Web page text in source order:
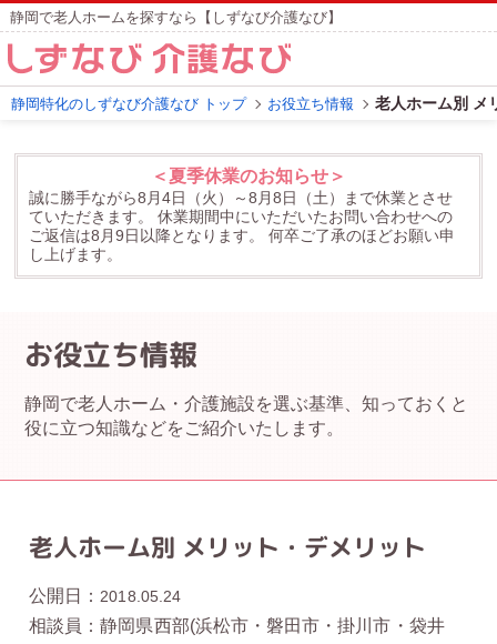
静岡で老人ホームを探すなら【しずなび介護なび】
静岡特化のしずなび介護なび トップ お役立ち情報 老人ホーム別 メ
＜夏季休業のお知らせ＞
誠に勝手ながら8月4日（火）～8月8日（土）まで休業とさせ
ていただきます。
休業期間中にいただいたお問い合わせへの
ご返信は8月9日以降となります。
何卒ご了承のほどお願い申
し上げます。
お役立ち情報
静岡で老人ホーム・介護施設を選ぶ基準、知っておくと
役に立つ知識などをご紹介いたします。
老人ホーム別 メリット・デメリット
公開日： 2018.05.24
相談員：静岡県西部(浜松市・磐田市・掛川市・袋井